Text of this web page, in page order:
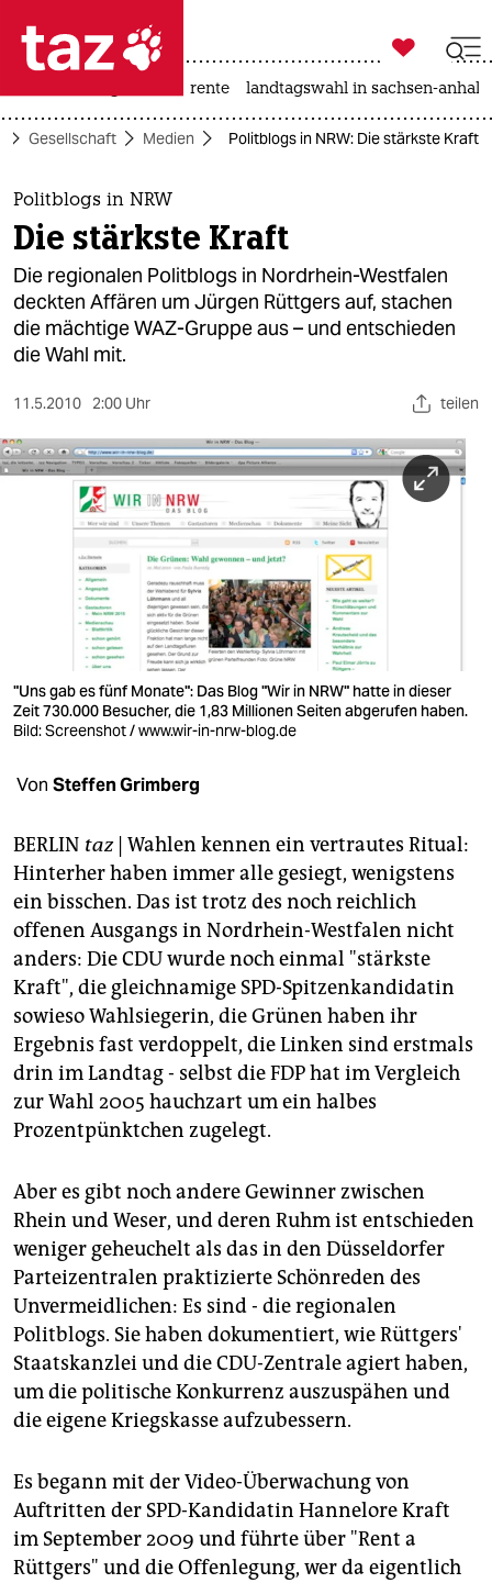
 taz zahl ich
taz zahl ich
themen
politik
öko
gesellschaft
kultur
sport
wahrheit
verlag
veranstaltungen
unterstützen
abo
genossenschaft
epaper login

taz zahl ich
rente landtagswahl in sachsen-anhalt
Gesellschaft Medien Politblogs in NRW: Die stärkste Kraft
Politblogs in NRW
Die stärkste Kraft
Die regionalen Politblogs in Nordrhein-Westfalen
deckten Affären um Jürgen Rüttgers auf, stachen
die mächtige WAZ-Gruppe aus – und entschieden
die Wahl mit.
11.5.2010 2:00 Uhr teilen
"Uns gab es fünf Monate": Das Blog "Wir in NRW" hatte in dieser
Zeit 730.000 Besucher, die 1,83 Millionen Seiten abgerufen haben.
Bild: Screenshot / www.wir-in-nrw-blog.de
Von Steffen Grimberg
BERLIN taz| Wahlen kennen ein vertrautes Ritual:
Hinterher haben immer alle gesiegt, wenigstens
ein bisschen. Das ist trotz des noch reichlich
offenen Ausgangs in Nordrhein-Westfalen nicht
anders: Die CDU wurde noch einmal "stärkste
Kraft", die gleichnamige SPD-Spitzenkandidatin
sowieso Wahlsiegerin, die Grünen haben ihr
Ergebnis fast verdoppelt, die Linken sind erstmals
drin im Landtag - selbst die FDP hat im Vergleich
zur Wahl 2005 hauchzart um ein halbes
Prozentpünktchen zugelegt.
Aber es gibt noch andere Gewinner zwischen
Rhein und Weser, und deren Ruhm ist entschieden
weniger geheuchelt als das in den Düsseldorfer
Parteizentralen praktizierte Schönreden des
Unvermeidlichen: Es sind - die regionalen
Politblogs. Sie haben dokumentiert, wie Rüttgers'
Staatskanzlei und die CDU-Zentrale agiert haben,
um die politische Konkurrenz auszuspähen und
die eigene Kriegskasse aufzubessern.
Es begann mit der Video-Überwachung von
Auftritten der SPD-Kandidatin Hannelore Kraft
im September 2009 und führte über "Rent a
Rüttgers" und die Offenlegung, wer da eigentlich